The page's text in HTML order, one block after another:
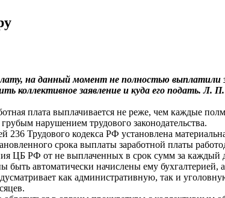
на данный момент не полностью выплатили
коллективное заявление и куда его подать. Л. П.
плата выплачивается не реже, чем каждые
нарушением трудового законодательства.
236 Трудового кодекса РФ установлена
срока выплаты заработной платы
ЦБ РФ от не выплаченных в срок сумм за
автоматически начислены ему бухгалтерией,
как административную, так и